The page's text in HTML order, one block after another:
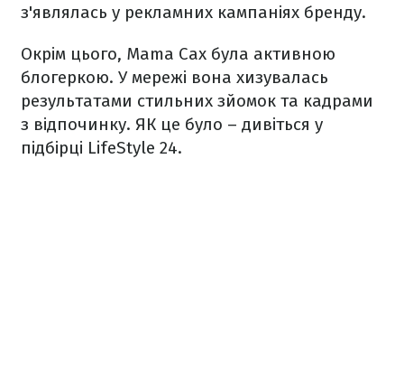
з'являлась у рекламних кампаніях бренду.
Окрім цього, Mama Cax була активною
блогеркою. У мережі вона хизувалась
результатами стильних зйомок та кадрами
з відпочинку. ЯК це було – дивіться у
підбірці LifeStyle 24.